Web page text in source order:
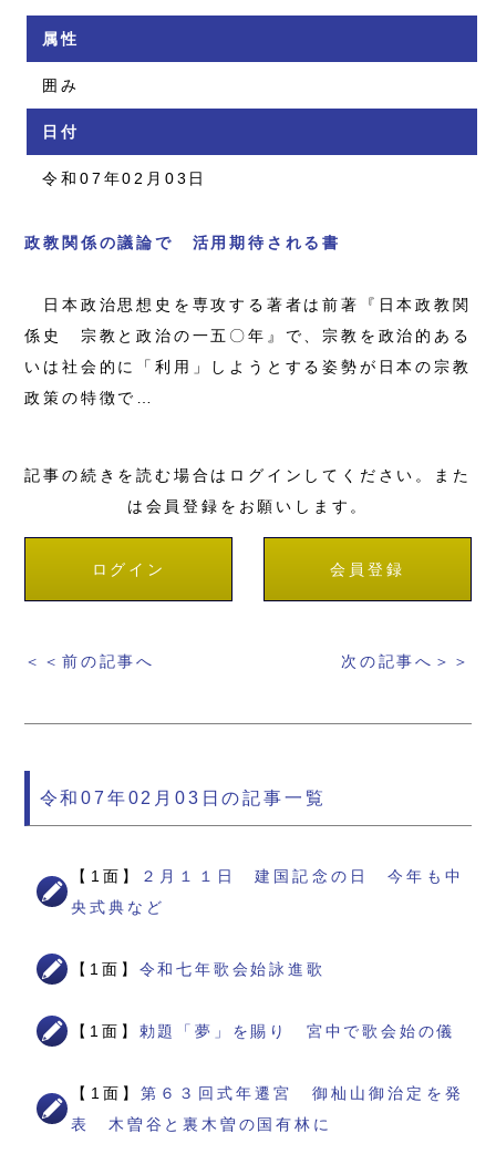
属性
囲み
日付
令和07年02月03日
政教関係の議論で 活用期待される書
日本政治思想史を専攻する著者は前著『日本政教関
係史 宗教と政治の一五〇年』で、宗教を政治的ある
いは社会的に「利用」しようとする姿勢が日本の宗教
政策の特徴で…
記事の続きを読む場合はログインしてください。また
は会員登録をお願いします。
ログイン 会員登録
＜＜前の記事へ 次の記事へ＞＞
令和07年02月03日の記事一覧
【1面】
２月１１日 建国記念の日 今年も中
央式典など
【1面】 令和七年歌会始詠進歌
【1面】 勅題「夢」を賜り 宮中で歌会始の儀
【1面】第６３回式年遷宮 御杣山御治定を発
表 木曽谷と裏木曽の国有林に